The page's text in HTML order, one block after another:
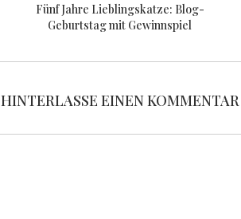
Fünf Jahre Lieblingskatze: Blog-
Geburtstag mit Gewinnspiel
HINTERLASSE EINEN KOMMENTAR